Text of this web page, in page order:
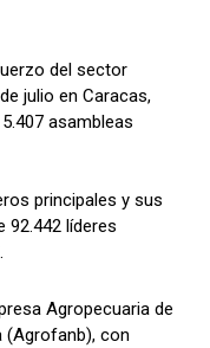
del sector
julio en Caracas,
asambleas
principales y sus
92.442 líderes
Agropecuaria de
(Agrofanb), con